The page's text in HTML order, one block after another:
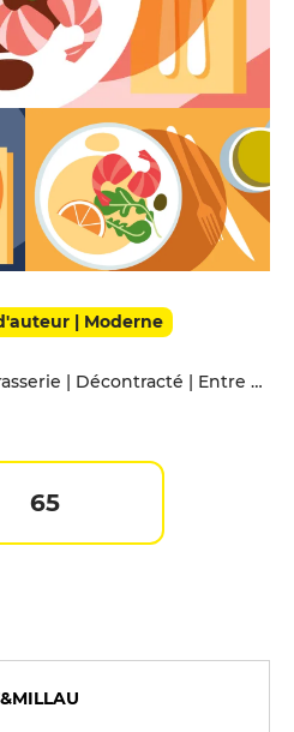
| Moderne
Bistro/Brasserie | Décontracté | Entre amis
65